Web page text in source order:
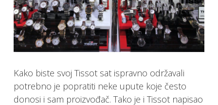
Kako biste svoj Tissot sat ispravno održavali
potrebno je popratiti neke upute koje često
donosi i sam proizvođač. Tako je i Tissot napisao